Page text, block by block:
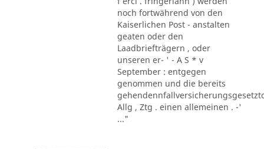
noch fortwährend von den
Kaiserlichen Post - anstalten
geaten oder den
Laadbriefträgern , oder
unseren er- ' - A S * v
September : entgegen
genommen und die bereits
Allg , Ztg . einen allemeinen . -'
..."